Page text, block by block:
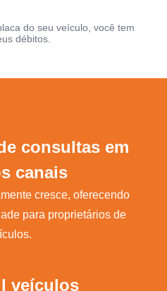
do seu veículo, você tem
débitos.
consultas em
canais
cresce, oferecendo
para proprietários de
veículos